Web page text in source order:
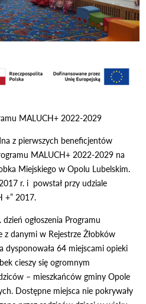
MALUCH+ 2022-2029
z pierwszych beneficjentów
MALUCH+ 2022-2029 na
Miejskiego w Opolu Lubelskim.
r. i powstał przy udziale
+” 2017.
ogłoszenia Programu
danymi w Rejestrze Żłobków
dysponowała 64 miejscami opieki
cieszy się ogromnym
– mieszkańców gminy Opole
Dostępne miejsca nie pokrywały